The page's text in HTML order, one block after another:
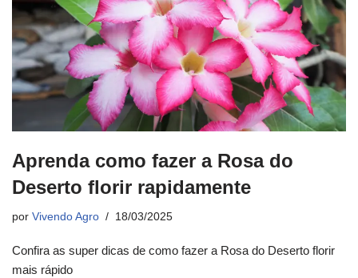
Aprenda como fazer a Rosa do
Deserto florir rapidamente
por Vivendo Agro 18/03/2025
Confira as super dicas de como fazer a Rosa do Deserto florir
mais rápido